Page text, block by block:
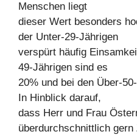
Menschen liegt
dieser Wert besonders
der Unter-29-Jährigen
verspürt häufig
49-Jährigen sind es
20% und bei den Über-
In Hinblick darauf,
dass Herr und Frau
überdurchschnittlich gern